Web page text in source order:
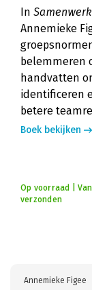
In
Annemieke
belemmeren
handvatten
identificeren
betere
Boek bekijken
Op voorraad |
verzonden
Annemieke Figee